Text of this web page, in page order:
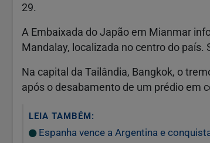
29.
A Embaixada do Japão em Mianmar
Mandalay, localizada no centro do
Na capital da Tailândia, Bangkok, o
após o desabamento de um prédio em
LEIA TAMBÉM:
Espanha vence a Argentina e